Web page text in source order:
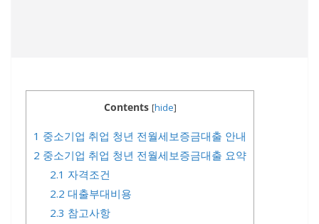
Contents [hide]
1 중소기업 취업 청년 전월세보증금대출 안내
2 중소기업 취업 청년 전월세보증금대출 요약
2.1 자격조건
2.2 대출부대비용
2.3 참고사항